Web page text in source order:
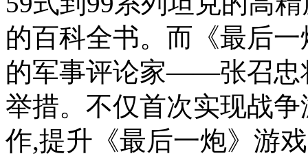
的百科全书。而《最后
的军事评论家——张召忠
举措。不仅首次实现战
作,提升《最后一炮》游